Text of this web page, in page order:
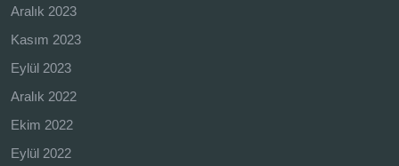
Aralık 2023
Kasım 2023
Eylül 2023
Aralık 2022
Ekim 2022
Eylül 2022